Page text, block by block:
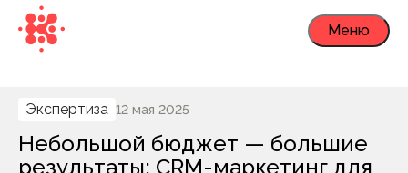
Меню
Экспертиза 12 мая 2025
Небольшой бюджет — большие
результаты: CRM-маркетинг для